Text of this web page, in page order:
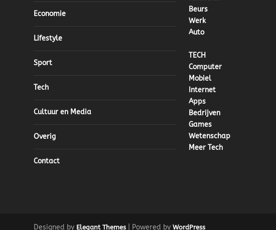
Economie
Lifestyle
Sport
Tech
Cultuur en Media
Overig
Contact
Beurs
Werk
Auto
TECH
Computer
Mobiel
Internet
Apps
Bedrijven
Games
Wetenschap
Meer Tech
Designed by Elegant Themes | Powered byWordPress